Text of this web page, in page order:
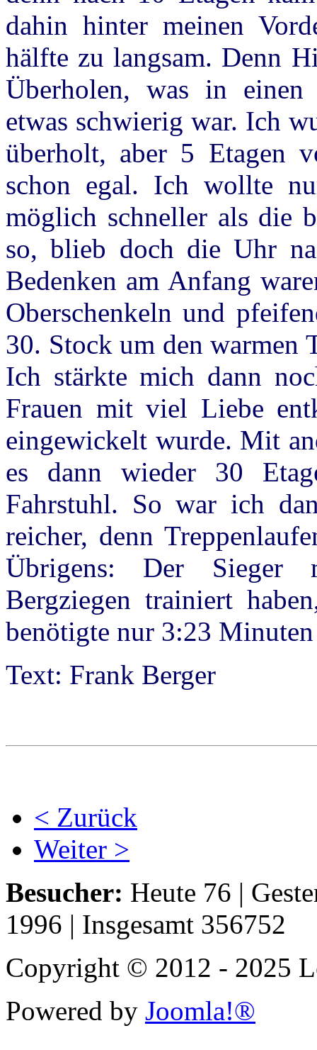
dahin hinter meinen
hälfte zu langsam. Denn
Überholen, was in einen
etwas schwierig war. Ich
überholt, aber 5 Etagen
schon egal. Ich wollte
möglich schneller als die
so, blieb doch die Uhr
Bedenken am Anfang
Oberschenkeln und
30. Stock um den warmen
Ich stärkte mich dann
Frauen mit viel Liebe
eingewickelt wurde. Mit
es dann wieder 30
Fahrstuhl. So war ich
reicher, denn
Übrigens: Der Sieger
Bergziegen trainiert
benötigte nur 3:23
Text: Frank Berger
< Zurück
Weiter >
Besucher: Heute 76 |
1996 | Insgesamt 356752
Copyright © 2012 - 2025
Powered by Joomla!®